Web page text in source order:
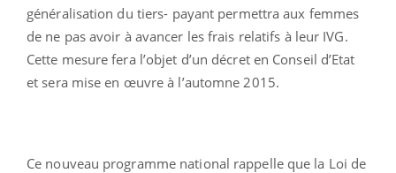
généralisation du tiers- payant permettra aux femmes
de ne pas avoir à avancer les frais relatifs à leur IVG.
Cette mesure fera l’objet d’un décret en Conseil d’Etat
et sera mise en œuvre à l’automne 2015.
Ce nouveau programme national rappelle que la Loi de